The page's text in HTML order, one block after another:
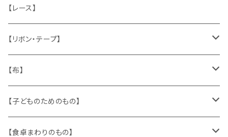
キャラクター
お部屋に飾るもの
メタル製品
缶、箱
陶磁器
文房具
木製品
蔵書票、荷札、ビュバー、伝票
シール、ステッカー、クロモス
袋、箱、ナプキン、コースター
パズル、ゲーム
古本、古雑誌、古えほん
ひも、テープ
切手
スタンプ
文房具
木
貝
メタル
ガラス
プラスチック
【レース】
【リボン・テープ】
チロルテープ・イニシャルテープ
トリム
ワッペン
【布】
キッチンクロス、ナプキン
ニット
【子どものためのもの】
身に着けるもの
【食卓まわりのもの】